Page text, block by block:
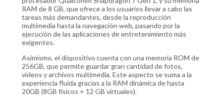
RAM de 8 GB, que ofrece a los usuarios llevar a cabo las
tareas más demandantes, desde la reproducción
multimedia hasta la navegación web, pasando por la
ejecución de las aplicaciones de entretenimiento más
exigentes.
Asimismo, el dispositivo cuenta con una memoria ROM de
256GB, que permite guardar gran cantidad de fotos,
videos y archivos multimedia. Este aspecto se suma a la
experiencia fluida gracias a la RAM dinámica de hasta
20GB (8GB físicos + 12 GB virtuales).